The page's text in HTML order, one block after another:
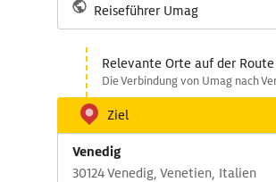
Reiseführer Umag
Relevante Orte auf der Route
Die Verbindung von Umag nach
Ziel
Venedig
30124 Venedig, Venetien, Italien